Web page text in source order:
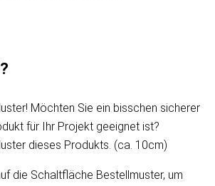
Möchten Sie ein bisschen sicherer
für Ihr Projekt geeignet ist?
dieses Produkts. (ca. 10cm)
die Schaltfläche Bestellmuster, um